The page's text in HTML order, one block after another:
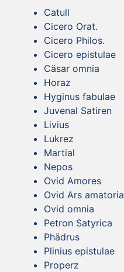
Catull
Cicero Orat.
Cicero Philos.
Cicero epistulae
Cäsar omnia
Horaz
Hyginus fabulae
Juvenal Satiren
Livius
Lukrez
Martial
Nepos
Ovid Amores
Ovid Ars amatoria
Ovid omnia
Petron Satyrica
Phädrus
Plinius epistulae
Properz